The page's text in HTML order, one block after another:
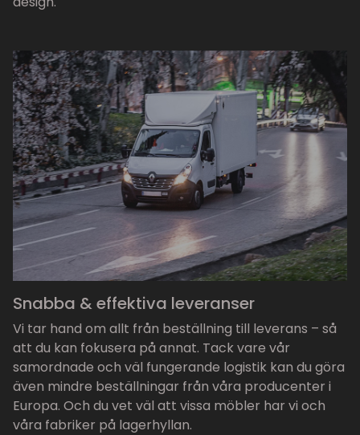
Snabba & effektiva leveranser
Vi tar hand om allt från beställning till leverans – så
att du kan fokusera på annat. Tack vare vår
samordnade och väl fungerande logistik kan du göra
även mindre beställningar från våra producenter i
Europa. Och du vet väl att vissa möbler har vi och
våra fabriker på lagerhyllan.